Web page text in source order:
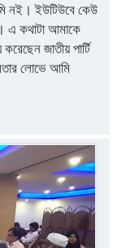
নই। ইউটিউবে কেউ
এ কথাটা আমাকে
জাতীয় পার্টি
লোভে আমি